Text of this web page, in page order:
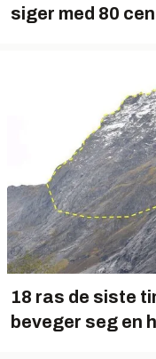
siger med 80
18 ras de siste
beveger seg en